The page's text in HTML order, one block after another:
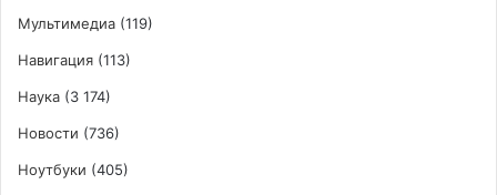
Мультимедиа (119)
Навигация (113)
Наука (3 174)
Новости (736)
Ноутбуки (405)